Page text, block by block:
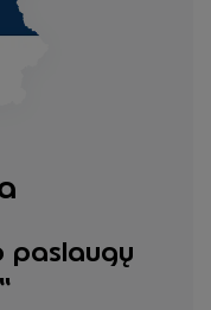
paslaugų